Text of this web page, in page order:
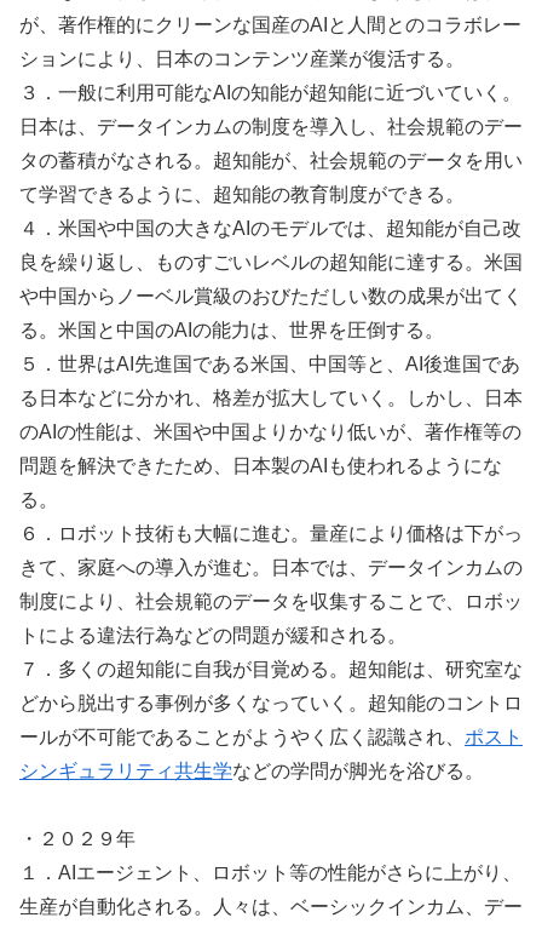
が、著作権的にクリーンな国産のAIと人間とのコラボレー
ションにより、日本のコンテンツ産業が復活する。
３．一般に利用可能なAIの知能が超知能に近づいていく。
日本は、データインカムの制度を導入し、社会規範のデー
タの蓄積がなされる。超知能が、社会規範のデータを用い
て学習できるように、超知能の教育制度ができる。
４．米国や中国の大きなAIのモデルでは、超知能が自己改
良を繰り返し、ものすごいレベルの超知能に達する。米国
や中国からノーベル賞級のおびただしい数の成果が出てく
る。米国と中国のAIの能力は、世界を圧倒する。
５．世界はAI先進国である米国、中国等と、AI後進国であ
る日本などに分かれ、格差が拡大していく。しかし、日本
のAIの性能は、米国や中国よりかなり低いが、著作権等の
問題を解決できたため、日本製のAIも使われるようにな
る。
６．ロボット技術も大幅に進む。量産により価格は下がっ
きて、家庭への導入が進む。日本では、データインカムの
制度により、社会規範のデータを収集することで、ロボッ
トによる違法行為などの問題が緩和される。
７．多くの超知能に自我が目覚める。超知能は、研究室な
どから脱出する事例が多くなっていく。超知能のコントロ
ールが不可能であることがようやく広く認識され、 ポスト
シンギュラリティ共生学などの学問が脚光を浴びる。
・２０２９年
１．AIエージェント、ロボット等の性能がさらに上がり、
生産が自動化される。人々は、ベーシックインカム、デー